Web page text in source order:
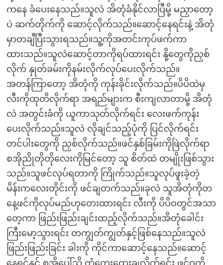
ကနေ ခံပေးနေသည်။သူလဲ အိတုံခံနိုင်လာပြီမို့ မညှာတော့
ပဲ ဆက်တိုက်ကို ဆောင့်လိုက်သည်။ဆောင့်နေရင်းနဲ့ အိတုံ
မှာတချီပြီးသွားရသည်။သူ့ကိုအတင်းကုပ်ဖက်ကာ
ထားသည်။သူလဲဆောင့်တာကိုရပ်ထားရင်း နို့တွေကိုညှစ်
လိုက် နှုတ်ခမ်းကိုနမ်းလိုက်လုပ်ပေးလိုက်သည်။
အတန်ကြာတော့ အိတုံကို ကုန်းခိုင်းလိုက်သည်။ပိပိထဲမှ
လီးကိုထုတိလိုက်ရာ အရည်များက စီးကျလာတာမို့ အိတုံ
လဲ အတွင်းခံကို ယူကာသုတ်လိုက်ရင်း လေးဖက်ကုန်း
ပေးလိုက်သည်။သူလဲ လိုချင်သည့်ပုံကို ပြင်လိုက်ရင်း
တင်ပါးတွေကို ညှစ်လိုက်သည်။ဖင်နှစ်ခြမ်းကိုဖြဲလိုက်ရာ
စအိုညိုတိုတိုလေးကိုမြင်တော့ သူ စိတ်ထဲ တမျိုးဖြစ်သွား
သည်။သူဖင်လုပ်ရတာကို ကြိုက်သည်။သူလုပ်ဖူးခဲ့တဲ့
မိန်းကလေးတိုင်းကို ဖင်ချတက်သည်။ခုလဲ သူအိတုံကိုတ
နေ့ဖင်ကိုလုပ်မည်ဟုတေးထားရင်း လီးကို ပိပိဝတွင်အသာ
တေ့ကာ ဖြည်းဖြည်းချင်းထည့်လိုက်သည်။အိတုံခေါင်း
ကြီးမော့သွားရင်း တကျွတ်ကျွတ်နှင့်ဖြစ်နေသည်။သူလဲ
ဖြည်းဖြည်းခြင်း ခါးကို ကိုင်ကာဆောင့်နေသည်။ဆောင့်
နေရင်နှင့် စအိုပေါ်သို့ တံတွေးထွေးချလိုက်ရင်း ဖင်ဝကို